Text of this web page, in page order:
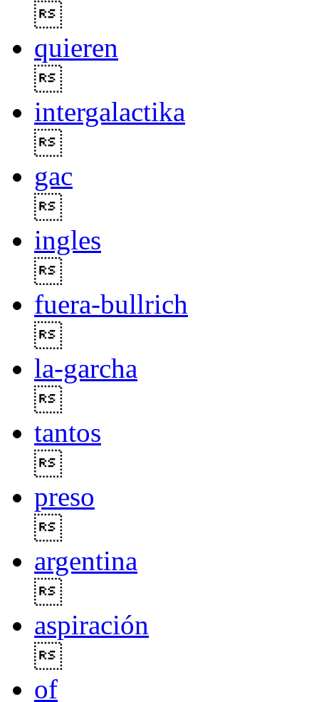
quieren
intergalactika
gac
ingles
fuera-bullrich
la-garcha
tantos
preso
argentina
aspiración
of